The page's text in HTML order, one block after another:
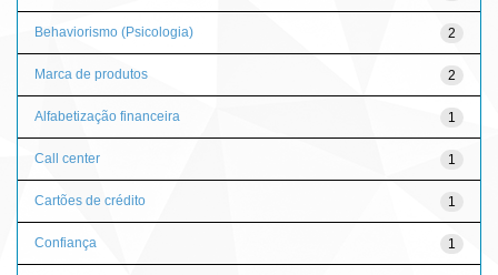
2
Behaviorismo (Psicologia)
2
Marca de produtos
1
Alfabetização financeira
1
Call center
1
Cartões de crédito
1
Confiança